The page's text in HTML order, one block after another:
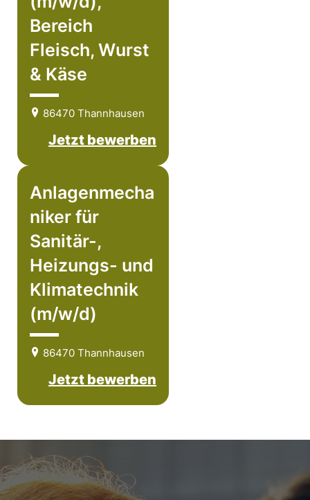
Bereich
Fleisch, Wurst
& Käse
86470 Thannhausen
Jetzt bewerben
Anlagenmecha
niker für
Sanitär-,
Heizungs- und
Klimatechnik
(m/w/d)
86470 Thannhausen
Jetzt bewerben